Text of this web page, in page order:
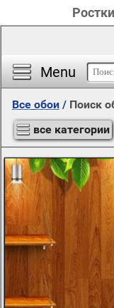
Menu
Все обои / Поиск
все категории